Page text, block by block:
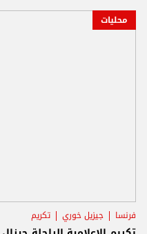
محليات
فرنسا جيزيل خوري تكريم